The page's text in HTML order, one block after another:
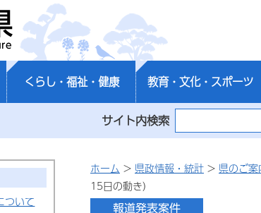
千葉県
くらし・福祉・健康 教育・文化・スポーツ
サイト内検索
ついて
ホーム > 県政情報・統計 > 県のご案
15日の動き）